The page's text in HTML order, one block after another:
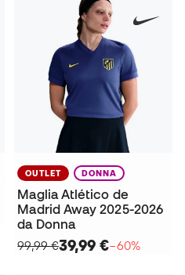
OUTLET DONNA
Maglia Atlético de
Madrid Away 2025-2026
da Donna
99,99 €39,99 €−60%